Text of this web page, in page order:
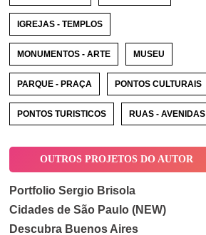
IGREJAS - TEMPLOS
MONUMENTOS - ARTE MUSEU
PARQUE - PRAÇA PONTOS CULTURAIS
PONTOS TURISTICOS RUAS - AVENIDAS
OUTROS PROJETOS DO AUTOR
Portfolio Sergio Brisola
Cidades de São Paulo (NEW)
Descubra Buenos Aires